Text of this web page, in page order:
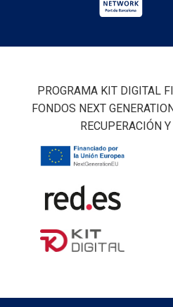
PROGRAMA KIT DIGITAL
FONDOS NEXT
RECUPERACIÓN